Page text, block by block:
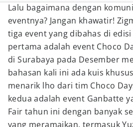
Lalu bagaimana dengan
eventnya? Jangan khawatir!
tiga event yang dibahas di
pertama adalah event Choco
di Surabaya pada Desember
bahasan kali ini ada kuis
menarik lho dari tim Choco
kedua adalah event Ganbatte
Fair tahun ini dengan banyak
yang meramaikan, termasuk